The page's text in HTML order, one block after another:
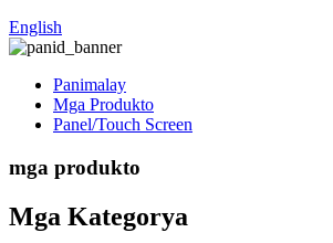
English
Panimalay
Mga Produkto
Panel/Touch Screen
mga produkto
Mga Kategorya